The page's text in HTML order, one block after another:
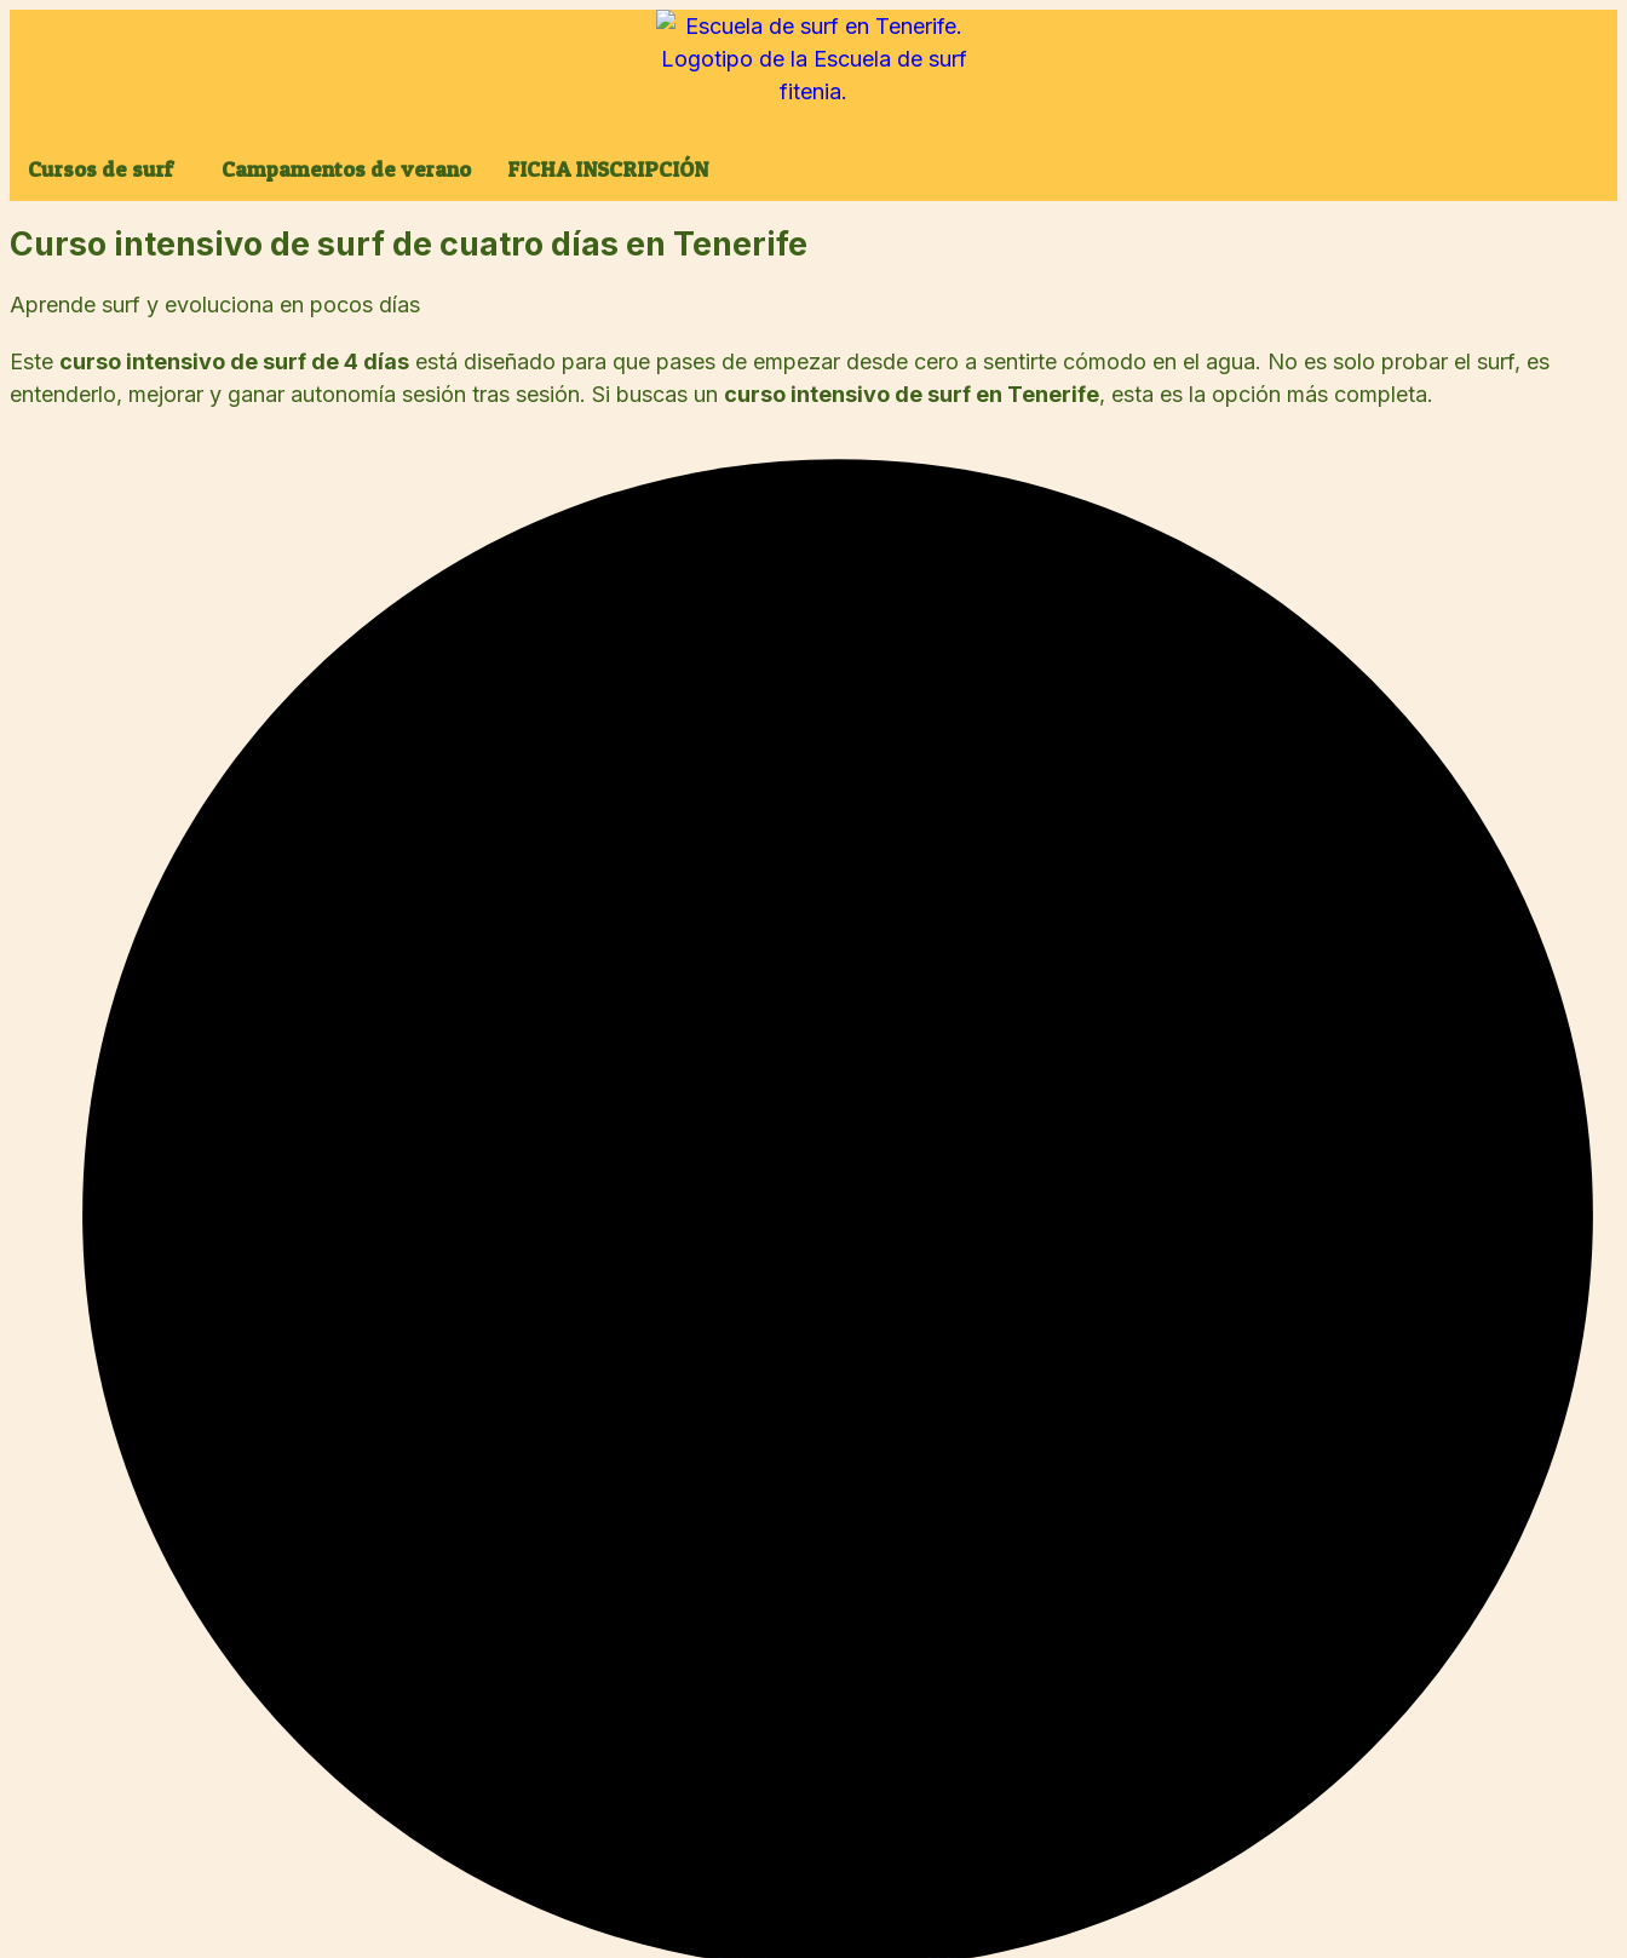
Cursos de surf Campamentos de verano FICHA INSCRIPCIÓN
Curso intensivo de surf de cuatro días en Tenerife
Aprende surf y evoluciona en pocos días
Este curso intensivo de surf de 4 días está diseñado para que pases de empezar desde cero a sentirte cómodo en el agua. No es solo probar el surf, es
entenderlo, mejorar y ganar autonomía sesión tras sesión. Si buscas un curso intensivo de surf en Tenerife, esta es la opción más completa.